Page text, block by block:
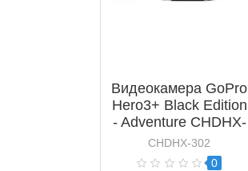
Видеокамера GoPro
Hero3+ Black Edition
- Adventure CHDHX-
302
CHDHX-302
0